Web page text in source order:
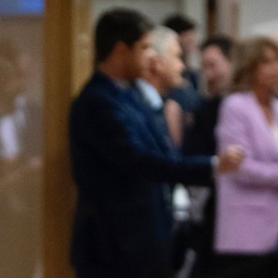
Milano,
Assegnati a
mercati